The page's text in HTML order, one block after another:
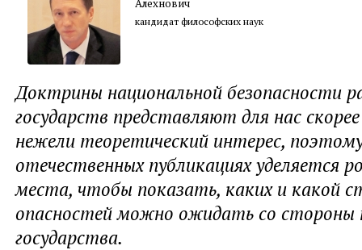
Алехнович
кандидат философских наук
Доктрины национальной безопасности
государств представляют для нас
нежели теоретический интерес,
отечественных публикациях уделяется
места, чтобы показать, каких и какой
опасностей можно ожидать со стороны
государства.